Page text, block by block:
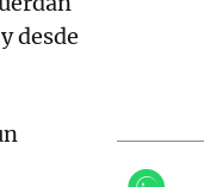
desde